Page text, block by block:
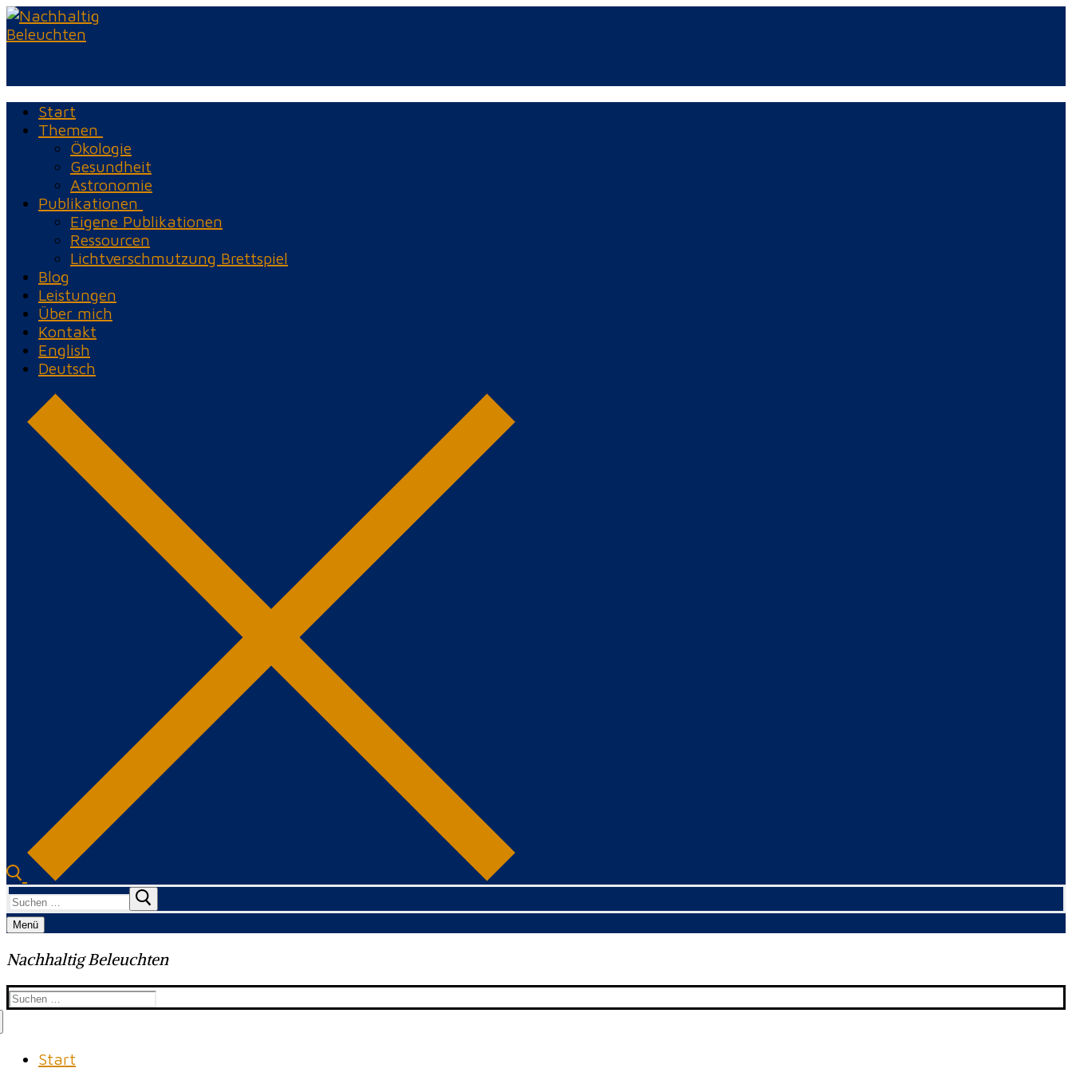
Zum
Inhalt
Menü
Schließen
Start
Themen
Ökologie
Gesundheit
Astronomie
Publikationen
Eigene Publikationen
Ressourcen
Lichtverschmutzung Brettspiel
Blog
Leistungen
Über mich
Kontakt
English
Deutsch
Suchen
nach:
Menü
Nachhaltig Beleuchten
Suchen
nach:
Start